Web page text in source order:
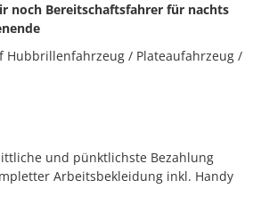
noch Bereitschaftsfahrer für nachts
Hubbrillenfahrzeug / Plateaufahrzeug /
und pünktlichste Bezahlung
Arbeitsbekleidung inkl. Handy